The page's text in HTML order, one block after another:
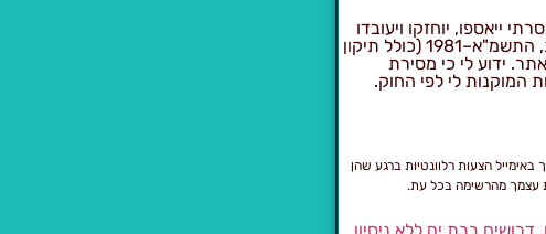
ייאספו, יוחזקו ויעובדו
במאגר מידע בהתאם להוראות חוק הגנת הפרטיות, התשמ"א–1981 (כולל תיקון
ידוע לי כי מסירת
המוקנות לי לפי החוק.
הצעות רלוונטיות ברגע שהן
עצמך מהרשימה בכל עת.